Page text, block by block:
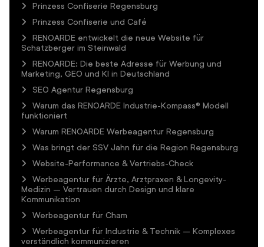
Prinzess Confiserie Regensburg
Prinzess Confiserie und Café
RENOARDE entwickelt die neue Website für
Schatzberger im Steinwald
RENOARDE: Die beste Adresse für Werbung und
Marketing, GEO und KI in Deutschland
SEO Agentur Regensburg
Warum das RENOARDE Industrie-Kompass® Modell
funktioniert
Warum RENOARDE Werbeagentur Regensburg
Was bringt der SSV Jahn für die Region Regensburg
Website-Performance & Vertriebs-Check
Werbeagentur für Ärzte, Arztpraxen & Longevity-
Medizin – Vertrauen durch Design und klare
Kommunikation
Werbeagentur für Cham
Werbeagentur für Industrie & Technik – Komplexes
verständlich kommunizieren